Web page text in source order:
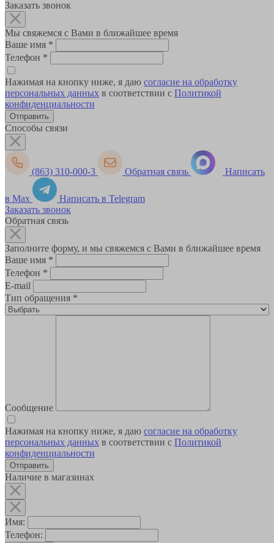
Заказать звонок
Мы свяжемся с Вами в ближайшее время
Ваше имя *
Телефон *
Нажимая на кнопку ниже, я даю согласие на обработку
персональных данных в соответствии с Политикой
конфиденциальности
Способы связи
(863) 310-000-3 Обратная связь Написать
в Max
Написать в Telegram
Заказать звонок
Обратная связь
Заполните форму, и мы свяжемся с Вами в ближайшее время
Ваше имя *
Телефон *
E-mail
Тип обращения *
Сообщение
Нажимая на кнопку ниже, я даю согласие на обработку
персональных данных в соответствии с Политикой
конфиденциальности
Наличие в магазинах
Имя:
Телефон: